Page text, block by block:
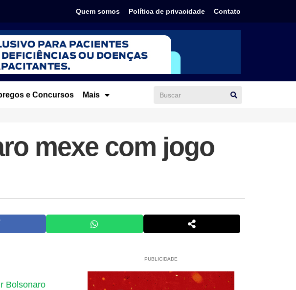
Quem somos Política de privacidade Contato
e Concursos Mais
mexe com jogo
Bolsonaro
PUBLICIDADE